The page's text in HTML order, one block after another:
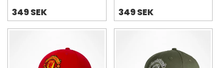
349 SEK 349 SEK